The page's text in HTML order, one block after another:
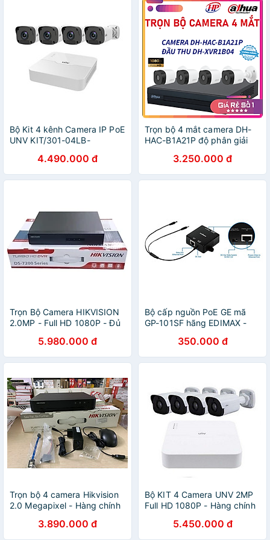
Bộ Kit 4 kênh Camera IP PoE
UNV KIT/301-04LB-
4.490.000 đ
Trọn bộ 4 mắt camera DH-
HAC-B1A21P độ phân giải
3.250.000 đ
Trọn Bộ Camera HIKVISION
2.0MP - Full HD 1080P - Đủ
Kim loại, Hdd 1TB & Phụ kiện
lắp đặt - Hàng chính hãng
5.980.000 đ
Bộ cấp nguồn PoE GE mã
GP-101SF hãng EDIMAX -
350.000 đ
Trọn bộ 4 camera Hikvision
2.0 Megapixel - Hàng chính
3.890.000 đ
Bộ KIT 4 Camera UNV 2MP
Full HD 1080P - Hàng chính
5.450.000 đ